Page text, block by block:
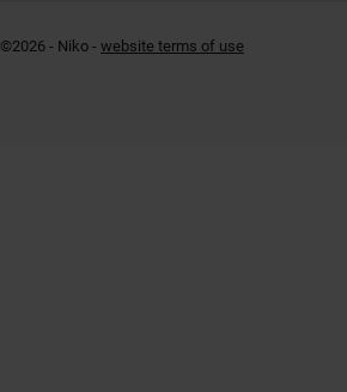
©2026 - Niko - website terms of use